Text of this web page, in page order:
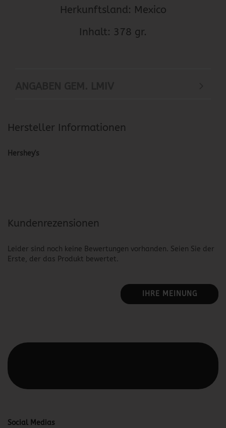
Herkunftsland: Mexico
Inhalt: 378 gr.
Hersteller Informationen
Hershey's
Kundenrezensionen
Leider sind noch keine Bewertungen vorhanden. Seien Sie der
Erste, der das Produkt bewertet.
IHRE MEINUNG
Social Medias